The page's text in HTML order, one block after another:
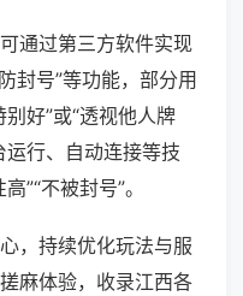
通过第三方软件实现
封号”等功能，部分用
好”或“透视他人牌
运行、自动连接等技
”“不被封号”。
，持续优化玩法与服
麻体验，收录江西各